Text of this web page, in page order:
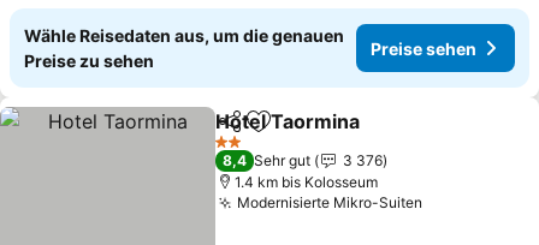
Wähle Reisedaten aus, um die genauen
Preise zu sehen
Preise sehen
TeilenZu Favoriten hinzufügen
Hotel Taormina
2 Sterne
8,4 Sehr gut
3 376
1.4 km bis Kolosseum
Modernisierte Mikro-Suiten